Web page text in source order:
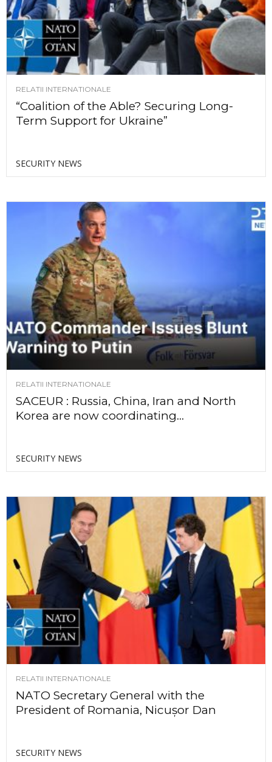
RELATII INTERNATIONALE
“Coalition of the Able? Securing Long-
Term Support for Ukraine”
SECURITY NEWS
RELATII INTERNATIONALE
SACEUR : Russia, China, Iran and North
Korea are now coordinating...
SECURITY NEWS
RELATII INTERNATIONALE
NATO Secretary General with the
President of Romania, Nicușor Dan
SECURITY NEWS